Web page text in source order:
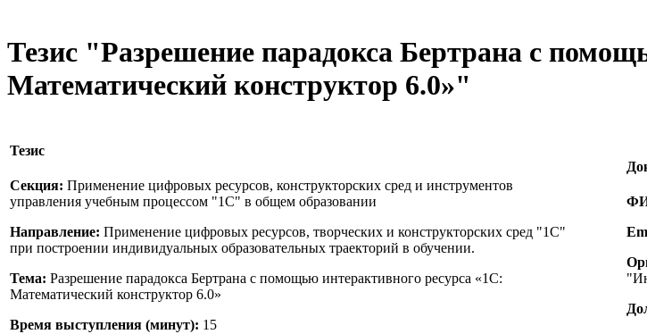
Тезис "Разрешение парадокса Бертрана с
Математический конструктор 6.0»"
Тезис
Секция: Применение цифровых ресурсов, конструкторских сред и инструментов
управления учебным процессом "1С" в общем образовании
Направление: Применение цифровых ресурсов, творческих и конструкторских сред "1С"
при построении индивидуальных образовательных траекторий в обучении.
Тема: Разрешение парадокса Бертрана с помощью интерактивного ресурса «1С:
Математический конструктор 6.0»
Время выступления (минут): 15